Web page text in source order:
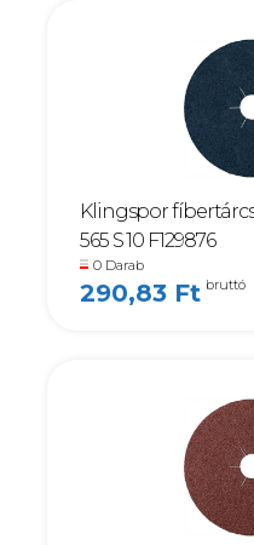
Klingspor
565 S 10 F129876
0 Darab
290,83 Ft bruttó